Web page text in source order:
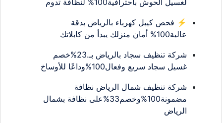
لغسيل الحوش باحترافية100% لنظافة تدوم
⚡ فحص كيبل كهرباء بالرياض بدقة
عالية100% أمان منزلك يبدأ من كابلاتك
شركة تنظيف سجاد بالرياض بـ.23%خصم
غسيل سجاد سريع وفعال100%وداعًا للأوساخ
شركة تنظيف شمال الرياض نظافة
مضمونة100%وخصم33%على نظافة بشمال
الرياض